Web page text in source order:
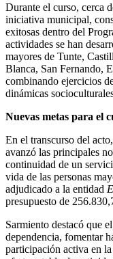
Durante el curso, cerca
iniciativa municipal,
exitosas dentro del
actividades se han
mayores de Tunte,
Blanca, San Fernando,
combinando ejercicios
dinámicas
Nuevas metas para el
En el transcurso del
avanzó las principales
continuidad de un
vida de las personas
adjudicado a la entidad
presupuesto de
Sarmiento destacó que
dependencia, fomentar
participación activa en